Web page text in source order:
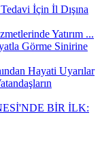
İçin İl Dışına
Yatırım ...
Görme Sinirine
Hayati Uyarılar
BİR İLK: